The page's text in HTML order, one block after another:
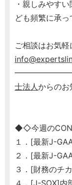
・親しみやす
ども頻繁に承っ
ご相談はお気軽
士法人からの
◆◇今週の
１．[最新J-
２．[最新J-
３．[財務のチ